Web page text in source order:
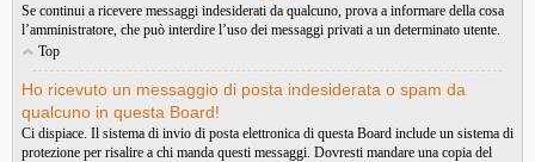
Se continui a ricevere messaggi indesiderati da qualcuno, prova a informare della cosa
l’amministratore, che può interdire l’uso dei messaggi privati a un determinato utente.
Top
Ho ricevuto un messaggio di posta indesiderata o spam da
qualcuno in questa Board!
Ci dispiace. Il sistema di invio di posta elettronica di questa Board include un sistema di
protezione per risalire a chi manda questi messaggi. Dovresti mandare una copia del